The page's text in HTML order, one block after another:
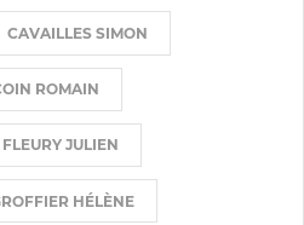
CAVAILLES SIMON
ROMAIN
FLEURY JULIEN
HÉLÈNE